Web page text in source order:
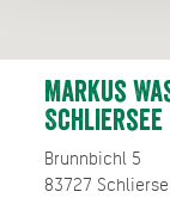
Markus
Schliersee
Brunnbichl 5
83727